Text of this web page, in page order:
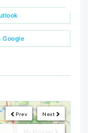
Google
Next
Prev
My Position